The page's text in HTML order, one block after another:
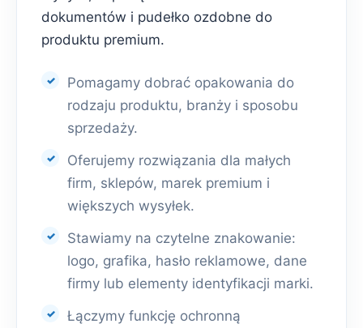
dokumentów i pudełko ozdobne do
produktu premium.
Pomagamy dobrać opakowania do
rodzaju produktu, branży i sposobu
sprzedaży.
Oferujemy rozwiązania dla małych
firm, sklepów, marek premium i
większych wysyłek.
Stawiamy na czytelne znakowanie:
logo, grafika, hasło reklamowe, dane
firmy lub elementy identyfikacji marki.
Łączymy funkcję ochronną